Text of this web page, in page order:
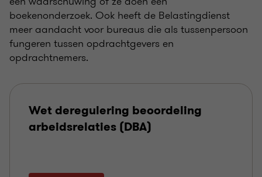
boekenonderzoek. Ook heeft de Belastingdienst
meer aandacht voor bureaus die als tussenpersoon
fungeren tussen opdrachtgevers en
opdrachtnemers.
Wet deregulering beoordeling
arbeidsrelaties (DBA)